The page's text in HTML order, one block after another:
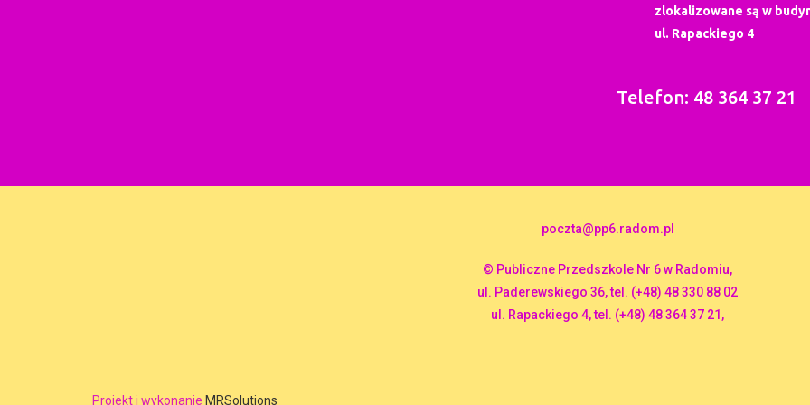
zlokalizowane są w
ul. Rapackiego 4
Telefon: 48 364 37 21
poczta@pp6.radom.pl
© Publiczne Przedszkole Nr 6 w Radomiu,
ul. Paderewskiego 36, tel. (+48) 48 330 88 02
ul. Rapackiego 4, tel. (+48) 48 364 37 21,
Projekt i wykonanie MRSolutions